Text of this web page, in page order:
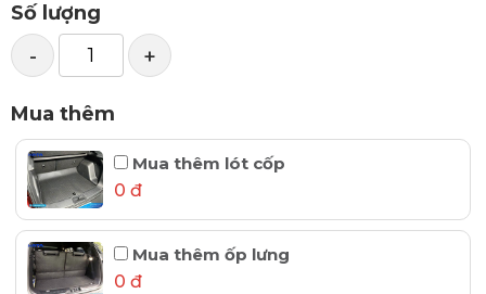
Số lượng
- +
Mua thêm
Mua thêm lót cốp
0 đ
Mua thêm ốp lưng
0 đ